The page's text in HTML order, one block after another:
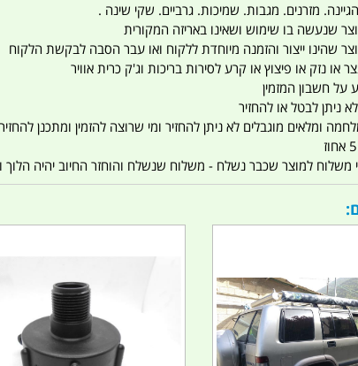
מזרנים. מגבות. שמיכות. גרביים. שקי שינה .
שנעשה בו שימוש ושאינו באריזה המקורית
שהינו ייצור והזמנה מיוחדת ללקוח ואו עבר הסבה לבקשת הלקוח
או נזק או פיצוץ או קרע לסירות בריכות וג'ק כרית אוויר
חשבון המזמין
ניתן לבטל או להחזיר
ומלאים מוגבלים לא ניתן להחזיר ומי שרוצה להזמין ומתכנן
משלוח למוצר שכבר נשלח - משלוח שנשלח והוחזר החיוב יהיה הלוך